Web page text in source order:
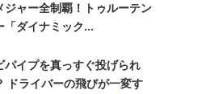
ジャー全制覇！トゥルーテン
「ダイナミック...
パイプを真っすぐ投げられ
ドライバーの飛びが一変す